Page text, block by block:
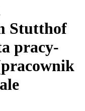
Stutthof
pracy-